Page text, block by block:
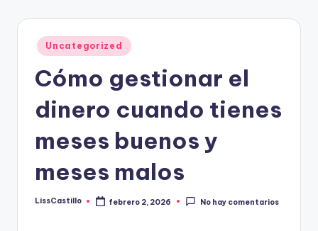
ahorrar
estabilidad
plazo.
Publicado
en
Uncategorized
Cómo gestionar el
dinero cuando tienes
meses buenos y
meses malos
Publicado
LissCastillo febrero 2, 2026 No hay comentarios